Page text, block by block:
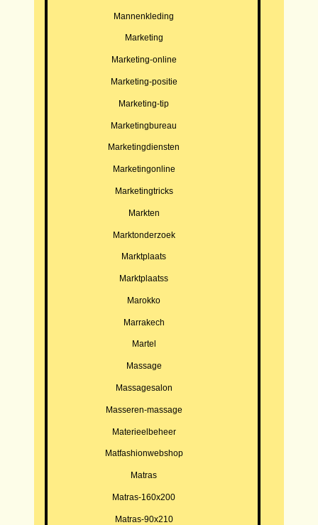
Mannenkleding
Marketing
Marketing-online
Marketing-positie
Marketing-tip
Marketingbureau
Marketingdiensten
Marketingonline
Marketingtricks
Markten
Marktonderzoek
Marktplaats
Marktplaatss
Marokko
Marrakech
Martel
Massage
Massagesalon
Masseren-massage
Materieelbeheer
Matfashionwebshop
Matras
Matras-160x200
Matras-90x210